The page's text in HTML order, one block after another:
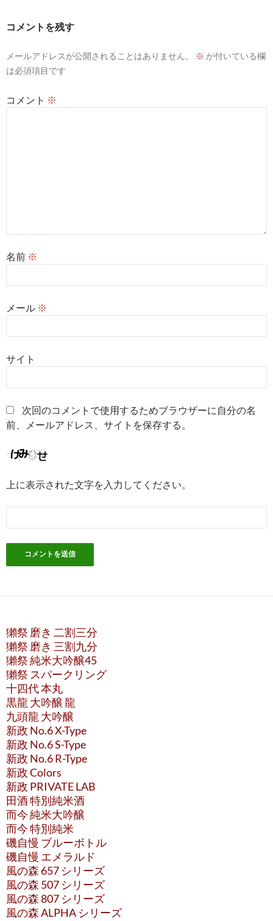
ョ
ン
コメントを残す
メールアドレスが公開されることはありません。 ※ が付いている欄
は必須項目です
コメント ※
名前 ※
メール ※
サイト
次回のコメントで使用するためブラウザーに自分の名
前、メールアドレス、サイトを保存する。
上に表示された文字を入力してください。
獺祭 磨き 二割三分
獺祭 磨き 三割九分
獺祭 純米大吟醸45
獺祭 スパークリング
十四代 本丸
黒龍 大吟醸 龍
九頭龍 大吟醸
新政 No.6 X-Type
新政 No.6 S-Type
新政 No.6 R-Type
新政 Colors
新政 PRIVATE LAB
田酒 特別純米酒
而今 純米大吟醸
而今 特別純米
磯自慢 ブルーボトル
磯自慢 エメラルド
風の森 657 シリーズ
風の森 507 シリーズ
風の森 807 シリーズ
風の森 ALPHA シリーズ